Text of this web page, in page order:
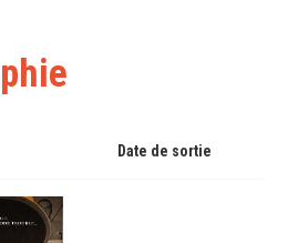
Date de sortie